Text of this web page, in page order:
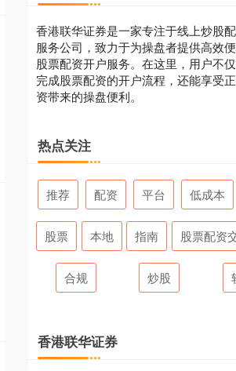
香港联华证券是一家专注于线上炒股
服务公司，致力于为操盘者提供高效
股票配资开户服务。在这里，用户不
完成股票配资的开户流程，还能享受
资带来的操盘便利。
热点关注
推荐 配资 平台 低成本
股票 本地 指南 股票配资
合规 炒股
香港联华证券